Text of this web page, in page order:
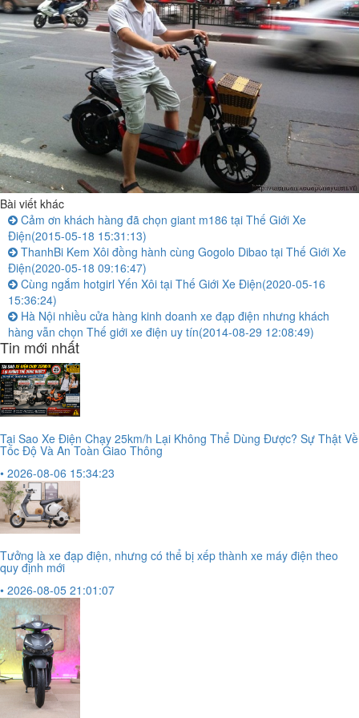
Bài viết khác
Cảm ơn khách hàng đã chọn giant m186 tại Thế Giới Xe
Điện(2015-05-18 15:31:13)
ThanhBi Kem Xôi đồng hành cùng Gogolo Dibao tại Thế Giới Xe
Điện(2020-05-18 09:16:47)
Cùng ngắm hotgirl Yến Xôi tại Thế Giới Xe Điện(2020-05-16
15:36:24)
Hà Nội nhiều cửa hàng kinh doanh xe đạp điện nhưng khách
hàng vẫn chọn Thế giới xe điện uy tín(2014-08-29 12:08:49)
Tin mới nhất
Tại Sao Xe Điện Chạy 25km/h Lại Không Thể Dùng Được? Sự Thật Về
Tốc Độ Và An Toàn Giao Thông
• 2026-08-06 15:34:23
Tưởng là xe đạp điện, nhưng có thể bị xếp thành xe máy điện theo
quy định mới
• 2026-08-05 21:01:07